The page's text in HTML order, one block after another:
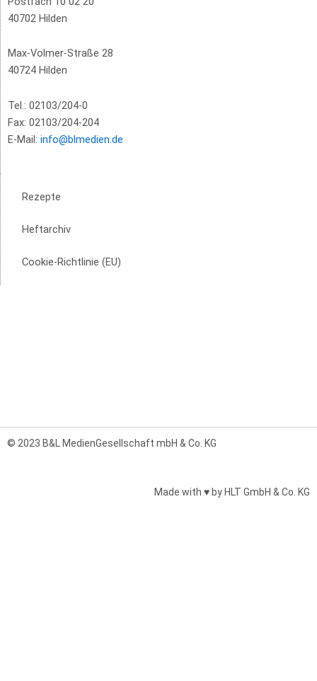
40702 Hilden
Max-Volmer-Straße 28
40724 Hilden
Tel.: 02103/204-0
Fax: 02103/204-204
E-Mail: info@blmedien.de
Rezepte
Heftarchiv
Cookie-Richtlinie (EU)
© 2023 B&L MedienGesellschaft mbH & Co. KG
Made with ♥ by HLT GmbH & Co. KG